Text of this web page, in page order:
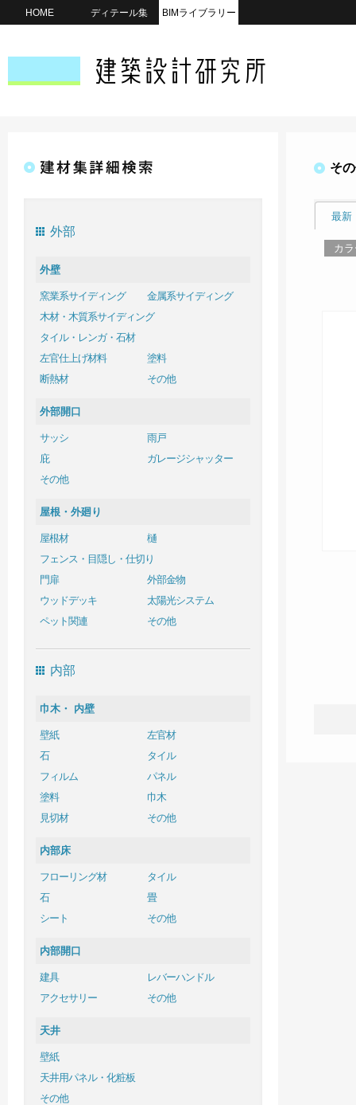
HOME ディテール集 BIMライブラリー
外部
外壁
窯業系サイディング
金属系サイディング
木材・木質系サイディング
タイル・レンガ・石材
左官仕上げ材料
塗料
断熱材
その他
外部開口
サッシ
雨戸
庇
ガレージシャッター
その他
屋根・外廻り
屋根材
樋
フェンス・目隠し・仕切り
門扉
外部金物
ウッドデッキ
太陽光システム
ペット関連
その他
内部
巾木・ 内壁
壁紙
左官材
石
タイル
フィルム
パネル
塗料
巾木
見切材
その他
内部床
フローリング材
タイル
石
畳
シート
その他
内部開口
建具
レバーハンドル
アクセサリー
その他
天井
壁紙
天井用パネル・化粧板
その他
そ
最新
カ